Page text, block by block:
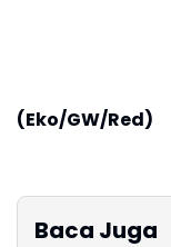
(Eko/GW/Red)
Baca Juga